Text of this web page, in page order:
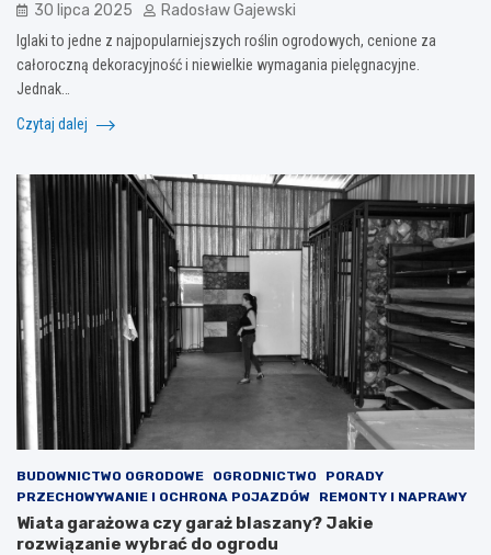
30 lipca 2025 Radosław Gajewski
Iglaki to jedne z najpopularniejszych roślin ogrodowych, cenione za
całoroczną dekoracyjność i niewielkie wymagania pielęgnacyjne.
Jednak…
Czytaj dalej
BUDOWNICTWO OGRODOWE OGRODNICTWO
PORADY
PRZECHOWYWANIE I OCHRONA POJAZDÓW
REMONTY I NAPRAWY
Wiata garażowa czy garaż blaszany? Jakie
rozwiązanie wybrać do ogrodu